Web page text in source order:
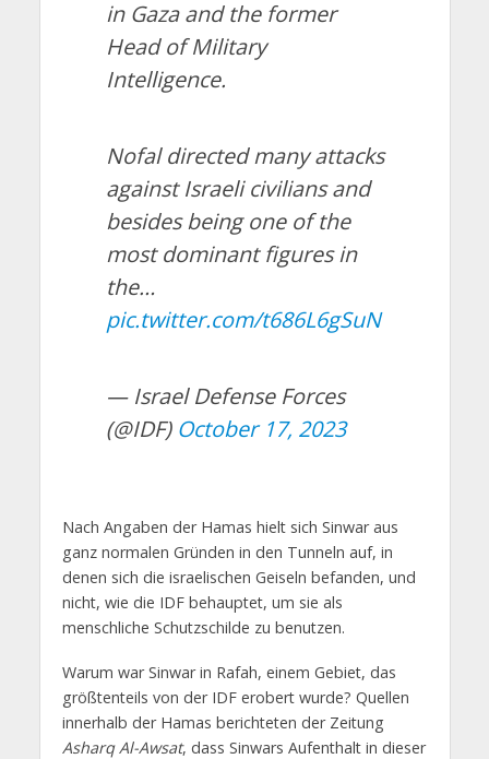
in Gaza and the former
Head of Military
Intelligence.
Nofal directed many attacks
against Israeli civilians and
besides being one of the
most dominant figures in
the…
pic.twitter.com/t686L6gSuN
— Israel Defense Forces
(@IDF) October 17, 2023
Nach Angaben der Hamas hielt sich Sinwar aus
ganz normalen Gründen in den Tunneln auf, in
denen sich die israelischen Geiseln befanden, und
nicht, wie die IDF behauptet, um sie als
menschliche Schutzschilde zu benutzen.
Warum war Sinwar in Rafah, einem Gebiet, das
größtenteils von der IDF erobert wurde? Quellen
innerhalb der Hamas berichteten der Zeitung
Asharq Al-Awsat, dass Sinwars Aufenthalt in dieser